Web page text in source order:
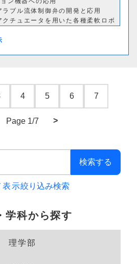
ラブル流体制御弁の開発と応用
クチュエータを用いた各種柔軟ロボ
4 5 6 7
Page 1/7 >
検索する
表示絞り込み検索
学科から探す
理学部